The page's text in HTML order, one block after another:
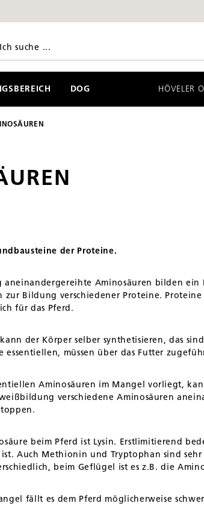
DOG HÖVELER
der Proteine.
aneinandergereihte Aminosäuren bilden ein
Bildung verschiedener Proteine. Proteine
für das Pferd.
der Körper selber synthetisieren, das
essentiellen, müssen über das Futter
Aminosäuren im Mangel vorliegt,
verschiedene Aminosäuren
beim Pferd ist Lysin. Erstlimitierend
Auch Methionin und Tryptophan sind
beim Geflügel ist es z.B. die
fällt es dem Pferd möglicherweise